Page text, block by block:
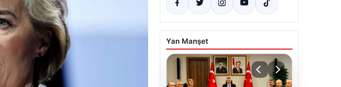
Yan Manşet